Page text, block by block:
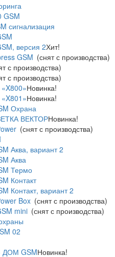
GSM
сигнализация
версия 2Хит!
GSM (снят с производства)
с производства)
с производства)
Новинка!
Новинка!
Охрана
ВЕКТОРНовинка!
(снят с производства)
Аква, вариант 2
Аква
Термо
Контакт
Контакт, вариант 2
Box (снят с производства)
mini (снят с производства)
02
ДОМ GSMНовинка!